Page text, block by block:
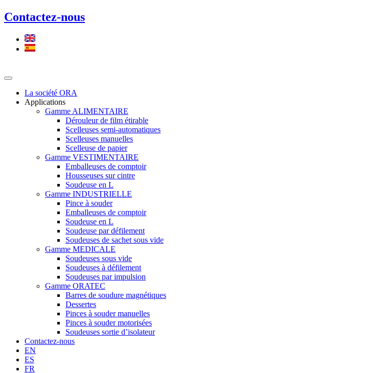
Contactez-nous
La société ORA
Applications
Gamme ALIMENTAIRE
Dérouleur de film étirable
Scelleuses semi-automatiques
Scelleuses manuelles
Scelleuse de papier
Gamme VESTIMENTAIRE
Emballeuses de comptoir
Housseuses sur cintre
Soudeuse en L
Gamme INDUSTRIELLE
Pince à souder
Emballeuses de comptoir
Soudeuse en L
Soudeuse par défilement
Soudeuses de sachet sous vide
Gamme MEDICALE
Soudeuses sous vide
Soudeuses à défilement
Soudeuses par impulsion
Gamme ORATEC
Barres de soudure magnétiques
Dessertes
Pinces à souder manuelles
Pinces à souder motorisées
Soudeuses sortie d’isolateur
Contactez-nous
EN
ES
FR